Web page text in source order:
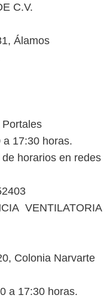
C.V.
Álamos
17:30 horas.
horarios en redes
VENTILATORIA
Colonia Narvarte
a 17:30 horas.